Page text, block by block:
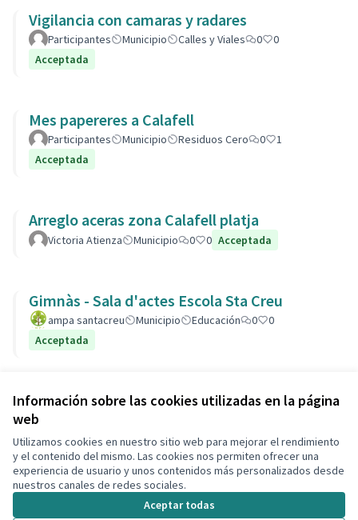
Información sobre las cookies utilizadas en la página
web
Utilizamos cookies en nuestro sitio web para mejorar el rendimiento
y el contenido del mismo. Las cookies nos permiten ofrecer una
experiencia de usuario y unos contenidos más personalizados desde
nuestros canales de redes sociales.
Aceptar todas
Vigilancia con camaras y radares
Participantes Municipio Calles y Viales 0
0
Acceptada
Mes papereres a Calafell
Participantes Municipio Residuos Cero 0
1
Acceptada
Arreglo aceras zona Calafell platja
Victoria Atienza Municipio 0 0 Acceptada
Gimnàs - Sala d'actes Escola Sta Creu
ampa santacreu Municipio Educación 0
0
Acceptada
Ver todas las propuestas retiradas
Términos y condiciones de uso
Configuración de cookies
Decidim Calafell en X
(Enlace externo)
Decidim Calafell en Facebook
Decidim Calafell en YouTube
Decidim Calafell en GitHub
(Enlace externo)